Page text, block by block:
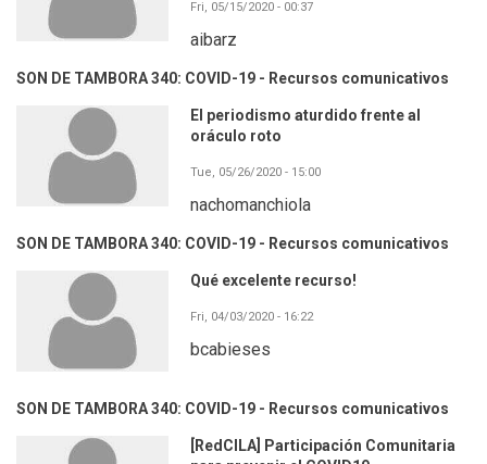
Fri, 05/15/2020 - 00:37
aibarz
SON DE TAMBORA 340: COVID-19 - Recursos comunicativos
El periodismo aturdido frente al
oráculo roto
Tue, 05/26/2020 - 15:00
nachomanchiola
SON DE TAMBORA 340: COVID-19 - Recursos comunicativos
Qué excelente recurso!
Fri, 04/03/2020 - 16:22
bcabieses
SON DE TAMBORA 340: COVID-19 - Recursos comunicativos
[RedCILA] Participación Comunitaria